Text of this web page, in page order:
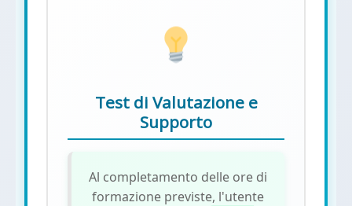
Test di Valutazione e
Supporto
Al completamento delle ore di
formazione previste, l'utente